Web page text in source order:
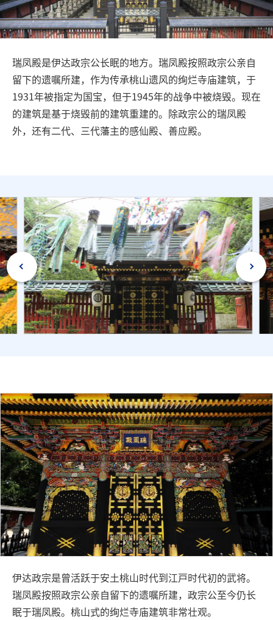
旅行信息
关闭
瑞凤殿是伊达政宗公长眠的地方。瑞凤殿按照政宗公亲自
留下的遗嘱所建，作为传承桃山遗风的绚烂寺庙建筑，于
1931年被指定为国宝，但于1945年的战争中被烧毁。现在
的建筑是基于烧毁前的建筑重建的。除政宗公的瑞凤殿
外，还有二代、三代藩主的感仙殿、善应殿。
伊达政宗是曾活跃于安土桃山时代到江戸时代初的武将。
瑞凤殿按照政宗公亲自留下的遗嘱所建，政宗公至今仍长
眠于瑞凤殿。桃山式的绚烂寺庙建筑非常壮观。